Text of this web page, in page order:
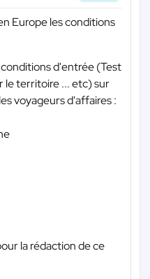
Europe les conditions
d'entrée (Test
le territoire ... etc) sur
voyageurs d'affaires :
la rédaction de ce